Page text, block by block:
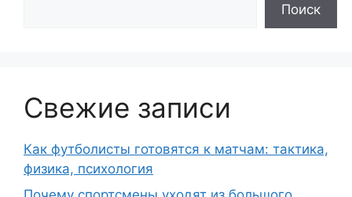
Поиск
Свежие записи
Как футболисты готовятся к матчам: тактика,
физика, психология